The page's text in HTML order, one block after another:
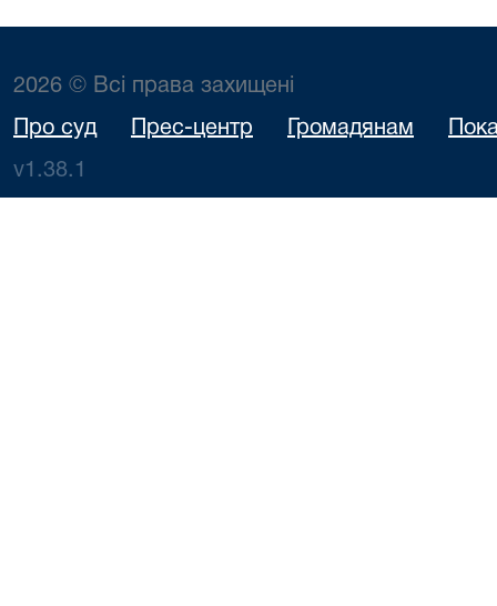
2026 © Всі права захищені
Про суд Прес-центр Громадянам
v1.38.1